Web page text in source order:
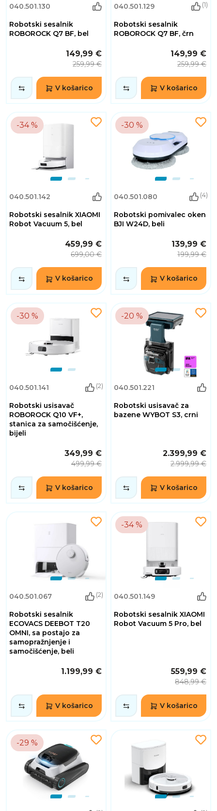
040.501.130
Robotski sesalnik
ROBOROCK Q7 BF, bel
149,99 €
259,99 €
V košarico
040.501.129 (1)
Robotski sesalnik
ROBOROCK Q7 BF, črn
149,99 €
259,99 €
V košarico
-34 %
040.501.142
Robotski sesalnik XIAOMI
Robot Vacuum 5, bel
459,99 €
699,00 €
V košarico
-30 %
040.501.080 (4)
Robotski pomivalec oken
BJI W24D, beli
139,99 €
199,99 €
V košarico
-30 %
040.501.141 (2)
Robotski usisavač
ROBOROCK Q10 VF+,
stanica za samočišćenje,
bijeli
349,99 €
499,99 €
V košarico
-20 %
040.501.221
Robotski usisavač za
bazene WYBOT S3, crni
2.399,99 €
2.999,99 €
V košarico
040.501.067 (2)
Robotski sesalnik
ECOVACS DEEBOT T20
OMNI, sa postajo za
samopražnjenje i
samočišćenje, beli
1.199,99 €
V košarico
-34 %
040.501.149
Robotski sesalnik XIAOMI
Robot Vacuum 5 Pro, bel
559,99 €
848,99 €
V košarico
-29 %